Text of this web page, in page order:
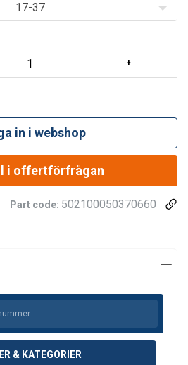
17-37
in i webshop
i offertförfrågan
Part code: 502100050370660
& KATEGORIER